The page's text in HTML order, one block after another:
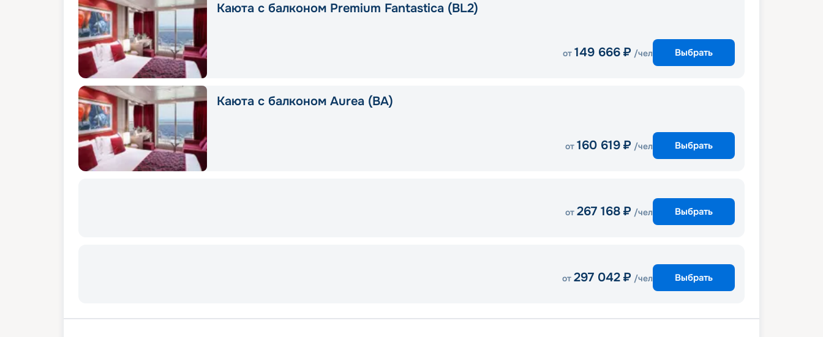
Каюта с балконом Premium Fantastica (BL2)
от 149 666 ₽ /чел Выбрать
Каюта с балконом Aurea (BA)
от 160 619 ₽ /чел Выбрать
от 267 168 ₽ /чел Выбрать
от 297 042 ₽ /чел Выбрать